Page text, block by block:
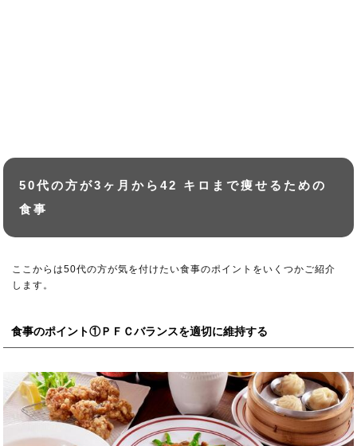
50代の方が3ヶ月から42 キロまで痩せるための
食事
ここからは50代の方が気を付けたい食事のポイントをいくつかご紹介
します。
食事のポイント①ＰＦＣバランスを適切に維持する